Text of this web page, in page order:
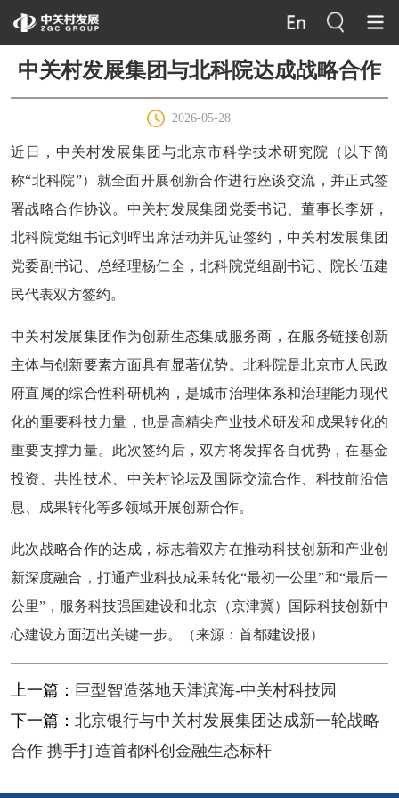
中关村发展集团与北科院达成战略合作
2026-05-28
近日，中关村发展集团与北京市科学技术研究院（以下简
称“北科院”）就全面开展创新合作进行座谈交流，并正式签
署战略合作协议。中关村发展集团党委书记、董事长李妍，
北科院党组书记刘晖出席活动并见证签约，中关村发展集团
党委副书记、总经理杨仁全，北科院党组副书记、院长伍建
民代表双方签约。
中关村发展集团作为创新生态集成服务商，在服务链接创新
主体与创新要素方面具有显著优势。北科院是北京市人民政
府直属的综合性科研机构，是城市治理体系和治理能力现代
化的重要科技力量，也是高精尖产业技术研发和成果转化的
重要支撑力量。此次签约后，双方将发挥各自优势，在基金
投资、共性技术、中关村论坛及国际交流合作、科技前沿信
息、成果转化等多领域开展创新合作。
此次战略合作的达成，标志着双方在推动科技创新和产业创
新深度融合，打通产业科技成果转化“最初一公里”和“最后一
公里”，服务科技强国建设和北京（京津冀）国际科技创新中
心建设方面迈出关键一步。（来源：首都建设报）
上一篇： 巨型智造落地天津滨海-中关村科技园
下一篇： 北京银行与中关村发展集团达成新一轮战略
合作 携手打造首都科创金融生态标杆